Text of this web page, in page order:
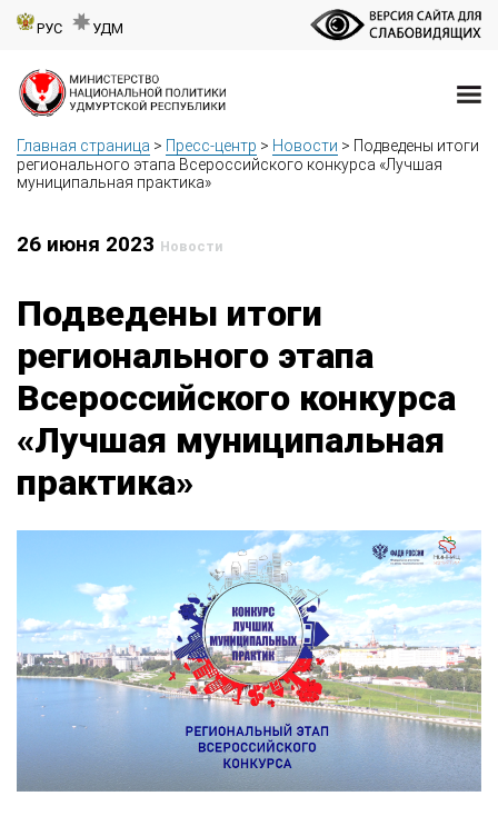
РУС УДМ
Главная страница > Пресс-центр > Новости > Подведены итоги
регионального этапа Всероссийского конкурса «Лучшая
муниципальная практика»
26 июня 2023 Новости
Подведены итоги
регионального этапа
Всероссийского конкурса
«Лучшая муниципальная
практика»